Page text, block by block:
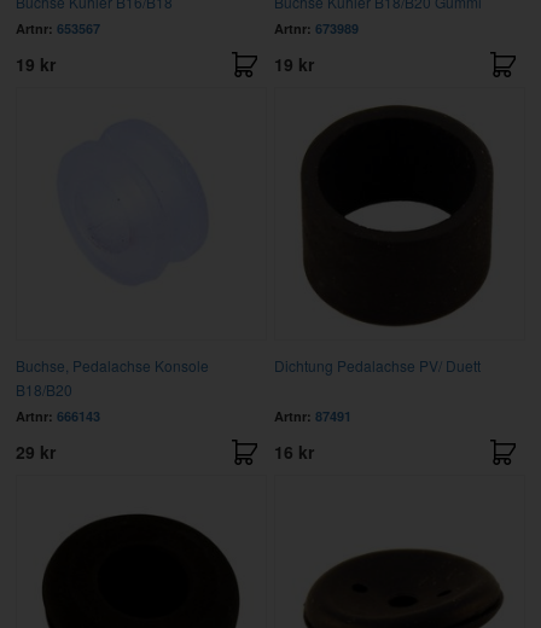
Artnr: 653567
19 kr
Artnr: 673989
19 kr
Buchse, Pedalachse Konsole
B18/B20
Artnr: 666143
29 kr
Dichtung Pedalachse PV/ Duett
Artnr: 87491
16 kr